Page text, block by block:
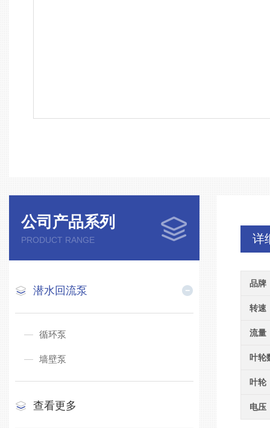
公司产品系列
PRODUCT RANGE
潜水回流泵
循环泵
墙壁泵
查看更多
详
品牌
转速
流量
叶轮
叶轮
电压